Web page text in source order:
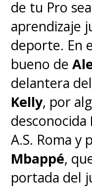
de tu Pro
aprendizaje
deporte. En
bueno de
delantera
Kelly, por
desconocida
A.S. Roma y
Mbappé,
portada del